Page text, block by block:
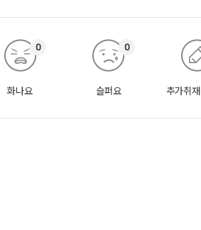
화나요
0
슬퍼요
0
추가취